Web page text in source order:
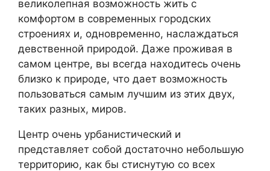
великолепная возможность жить с
комфортом в современных городских
строениях и, одновременно, наслаждаться
девственной природой. Даже проживая в
самом центре, вы всегда находитесь очень
близко к природе, что дает возможность
пользоваться самым лучшим из этих двух,
таких разных, миров.
Центр очень урбанистический и
представляет собой достаточно небольшую
территорию, как бы стиснутую со всех